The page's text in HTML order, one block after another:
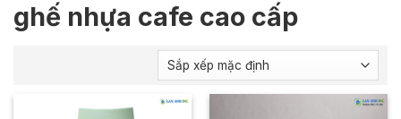
ghế nhựa cafe cao cấp